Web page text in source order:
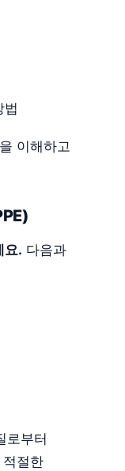
법
이해하고
요. 다음과
로부터
절한